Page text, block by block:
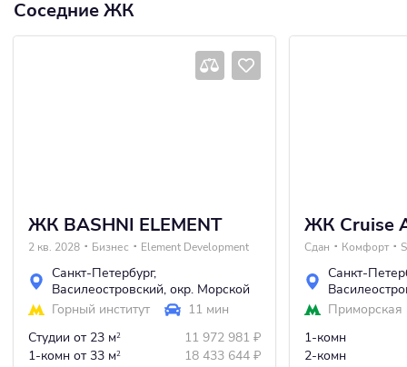
Соседние ЖК
ЖК BASHNI ELEMENT
2 кв. 2028 Бизнес Element Development
Санкт-Петербург,
Василеостровский, окр. Морской
Горный институт
11 мин
Студии от 23 м2 11 972 981 ₽
1-комн от 33 м2 18 433 644 ₽
ЖК Cruise
Сдан Комфорт
Санкт-
Приморская
1-комн
2-комн